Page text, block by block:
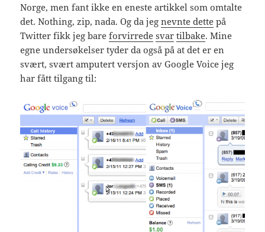
Norge, men fant ikke en eneste artikkel som omtalte
det. Nothing, zip, nada. Og da jegnevnte dette på
Twitter fikk jeg bareforvirrede svar tilbake. Mine
egne undersøkelser tyder da også på at det er en
svært, svært amputert versjon av Google Voice jeg
har fått tilgang til: